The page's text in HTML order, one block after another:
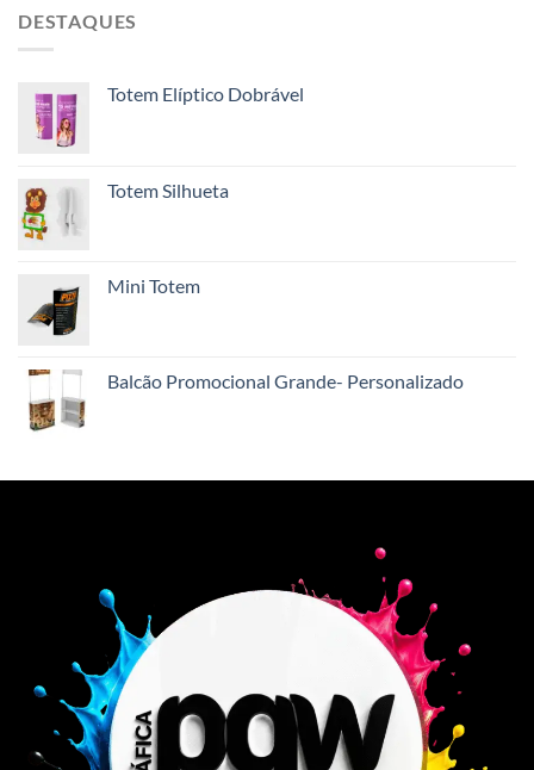
DESTAQUES
Totem Elíptico Dobrável
Totem Silhueta
Mini Totem
Balcão Promocional Grande- Personalizado